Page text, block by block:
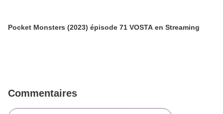
Pocket Monsters (2023) épisode 71 VOSTA en Streaming
Commentaires